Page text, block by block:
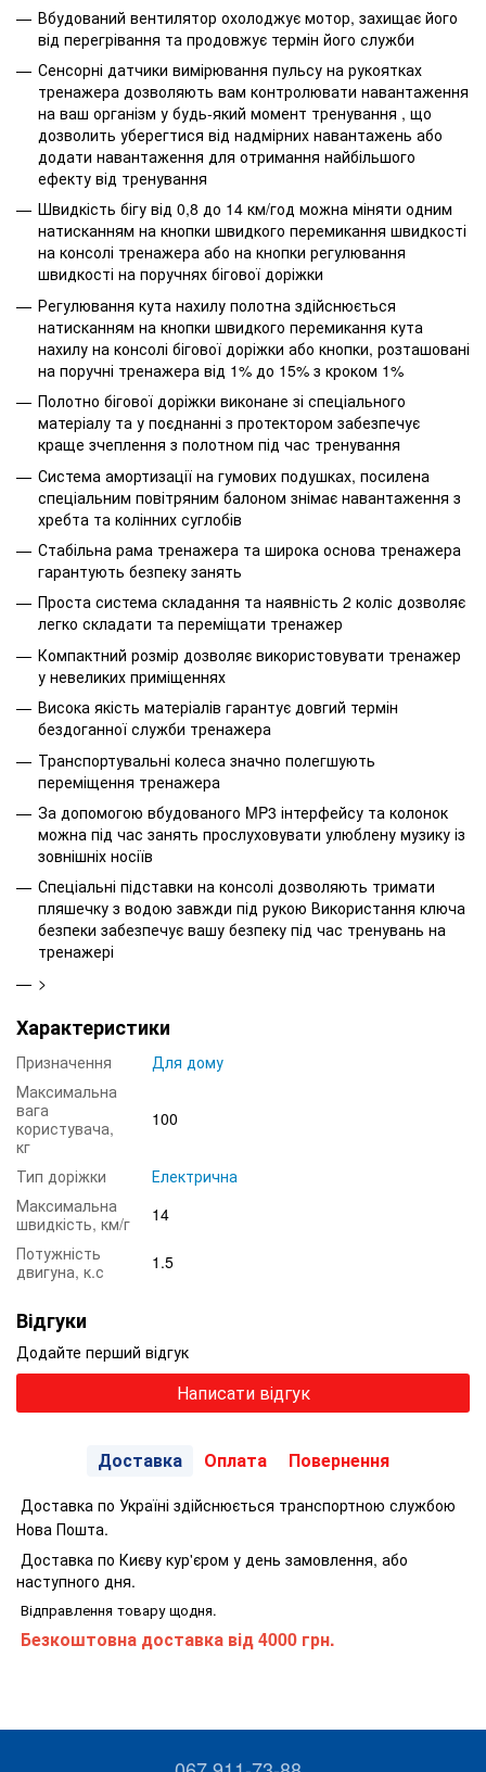
Вбудований вентилятор охолоджує мотор, захищає його
від перегрівання та продовжує термін його служби
Сенсорні датчики вимірювання пульсу на рукоятках
тренажера дозволяють вам контролювати навантаження
на ваш організм у будь-який момент тренування , що
дозволить уберегтися від надмірних навантажень або
додати навантаження для отримання найбільшого
ефекту від тренування
Швидкість бігу від 0,8 до 14 км/год можна міняти одним
натисканням на кнопки швидкого перемикання швидкості
на консолі тренажера або на кнопки регулювання
швидкості на поручнях бігової доріжки
Регулювання кута нахилу полотна здійснюється
натисканням на кнопки швидкого перемикання кута
нахилу на консолі бігової доріжки або кнопки, розташовані
на поручні тренажера від 1% до 15% з кроком 1%
Полотно бігової доріжки виконане зі спеціального
матеріалу та у поєднанні з протектором забезпечує
краще зчеплення з полотном під час тренування
Система амортизації на гумових подушках, посилена
спеціальним повітряним балоном знімає навантаження з
хребта та колінних суглобів
Стабільна рама тренажера та широка основа тренажера
гарантують безпеку занять
Проста система складання та наявність 2 коліс дозволяє
легко складати та переміщати тренажер
Компактний розмір дозволяє використовувати тренажер
у невеликих приміщеннях
Висока якість матеріалів гарантує довгий термін
бездоганної служби тренажера
Транспортувальні колеса значно полегшують
переміщення тренажера
За допомогою вбудованого MP3 інтерфейсу та колонок
можна під час занять прослуховувати улюблену музику із
зовнішніх носіїв
Спеціальні підставки на консолі дозволяють тримати
пляшечку з водою завжди під рукою Використання ключа
безпеки забезпечує вашу безпеку під час тренувань на
тренажері
>
Характеристики
Призначення
Для дому
Максимальна
вага
користувача,
кг
100
Тип доріжки
Електрична
Максимальна
швидкість, км/г
14
Потужність
двигуна, к.с
1.5
Відгуки
Додайте перший відгук
Написати відгук
Доставка Оплата Повернення
Доставка по Україні здійснюється транспортною службою
Нова Пошта.
Доставка по Києву кур'єром у день замовлення, або
наступного дня.
Відправлення товару щодня.
Безкоштовна доставка від 4000 грн.